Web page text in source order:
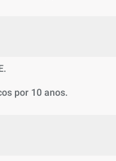
por 10 anos.